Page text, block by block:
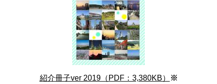
紹介冊子ver 2019（PDF：3,380KB） ※